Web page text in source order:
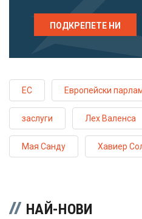
ПОДКРЕПЕТЕ НИ
ЕС Европейски
заслуги Лех Валенса
Мая Санду Хавиер
НАЙ-НОВИ